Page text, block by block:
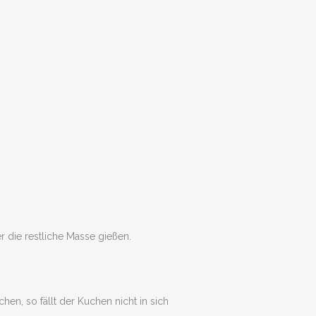
die restliche Masse gießen.
so fällt der Kuchen nicht in sich